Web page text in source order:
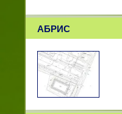
АБРИС